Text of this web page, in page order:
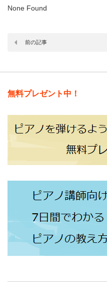
None Found
前の記事
無料プレゼント中！